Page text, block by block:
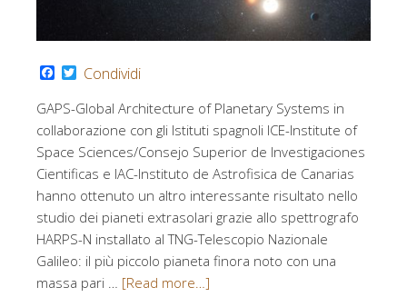
Facebook
Twitter
Condividi
GAPS-Global Architecture of Planetary Systems in
collaborazione con gli Istituti spagnoli ICE-Institute of
Space Sciences/Consejo Superior de Investigaciones
Cientificas e IAC-Instituto de Astrofisica de Canarias
hanno ottenuto un altro interessante risultato nello
studio dei pianeti extrasolari grazie allo spettrografo
HARPS-N installato al TNG-Telescopio Nazionale
Galileo: il più piccolo pianeta finora noto con una
massa pari … [Read more…]